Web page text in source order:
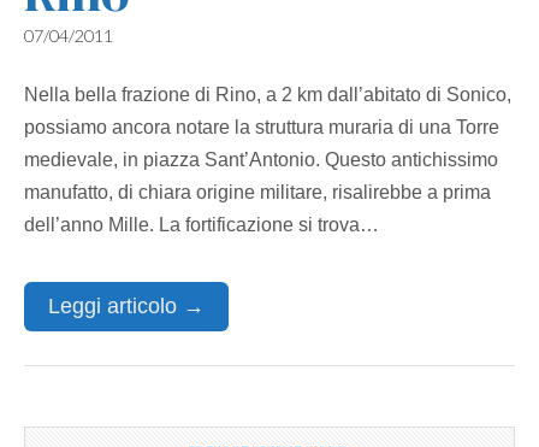
07/04/2011
Nella bella frazione di Rino, a 2 km dall’abitato di Sonico,
possiamo ancora notare la struttura muraria di una Torre
medievale, in piazza Sant’Antonio. Questo antichissimo
manufatto, di chiara origine militare, risalirebbe a prima
dell’anno Mille. La fortificazione si trova…
Leggi articolo →